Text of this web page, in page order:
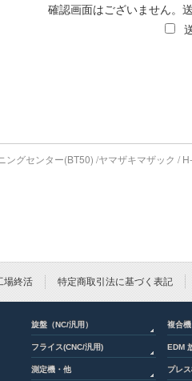
確認画面はございません。
ングセンター(BT50) /ヤマザキマザック /
場終活 特定商取引法に基づく表記
旋盤（NC/汎用） 複合機
フライス(CNC/汎用) EDM
測定機・他 プレ